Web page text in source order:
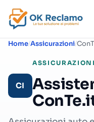
Home Assicurazioni
CI
ASSICURAZIONI